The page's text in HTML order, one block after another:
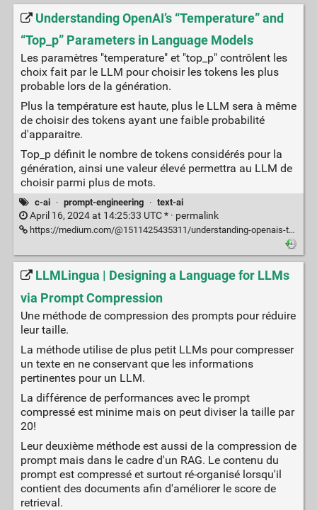
Understanding OpenAI’s “Temperature” and
“Top_p” Parameters in Language Models
Les paramètres "temperature" et "top_p" contrôlent les
choix fait par le LLM pour choisir les tokens les plus
probable lors de la génération.
Plus la température est haute, plus le LLM sera à même
de choisir des tokens ayant une faible probabilité
d'apparaitre.
Top_p définit le nombre de tokens considérés pour la
génération, ainsi une valeur élevé permettra au LLM de
choisir parmi plus de mots.
c-ai · prompt-engineering · text-ai
April 16, 2024 at 14:25:33 UTC * · permalink
https://medium.com/@1511425435311/understanding-openais-temperature-and-top-p-parameters-in-language-models-d2066504684f
LLMLingua | Designing a Language for LLMs
via Prompt Compression
Une méthode de compression des prompts pour réduire
leur taille.
La méthode utilise de plus petit LLMs pour compresser
un texte en ne conservant que les informations
pertinentes pour un LLM.
La différence de performances avec le prompt
compressé est minime mais on peut diviser la taille par
20!
Leur deuxième méthode est aussi de la compression de
prompt mais dans le cadre d'un RAG. Le contenu du
prompt est compressé et surtout ré-organisé lorsqu'il
contient des documents afin d'améliorer le score de
retrieval.